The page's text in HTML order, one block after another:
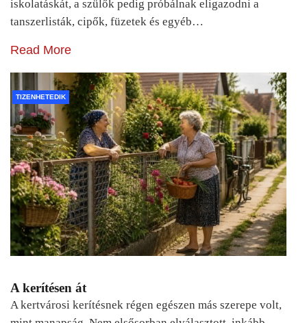
iskolatáskát, a szülők pedig próbálnak eligazodni a
tanszerlisták, cipők, füzetek és egyéb…
Read More
TIZENHETEDIK
A kerítésen át
A kertvárosi kerítésnek régen egészen más szerepe volt,